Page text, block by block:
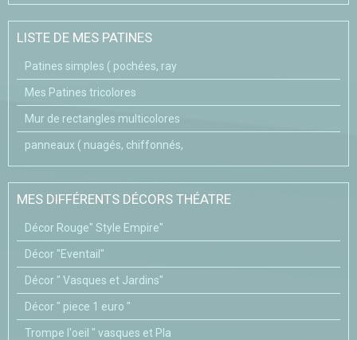
LISTE DE MES PATINES
Patines simples ( pochées, ray
Mes Patines tricolores
Mur de rectangles multicolores
panneaux ( nuagés, chiffonnés,
MES DIFFÉRENTS DÉCORS THÉATRE
Décor Rouge" Style Empire"
Décor "Eventail"
Décor " Vasques et Jardins"
Décor " piece 1 euro "
Trompe l'oeil " vasques et Pla